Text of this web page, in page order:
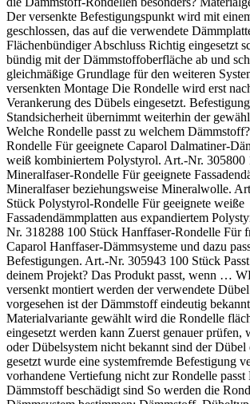
Verarbeitungs- und Systemhinweis:
Dämmplatte, Klebemasse, Dübel, Unterputz,
und Oberputz müssen als geprüftes Caparol
Verbundsystem aufeinander abgestimmt
Fassadenfläche während der gesamten
zuverlässig vor Regen, Wind und direkter
Sonneneinstrahlung schützen.
Der versenkte Befestigungspunkt wird mit
geschlossen, das auf die verwendete
Flächenbündiger Abschluss Richtig eingesetzt
bündig mit der Dämmstoffoberfläche ab und
gleichmäßige Grundlage für den weiteren
versenkten Montage Die Rondelle wird erst
Verankerung des Dübels eingesetzt.
Standsicherheit übernimmt weiterhin der
Welche Rondelle passt zu welchem
Rondelle Für geeignete Caparol Dalmatiner-
weiß kombiniertem Polystyrol. Art.-Nr. 305800
Mineralfaser-Rondelle Für geeignete
Mineralfaser beziehungsweise Mineralwolle.
Stück Polystyrol-Rondelle Für geeignete weiße
Fassadendämmplatten aus expandiertem
Nr. 318288 100 Stück Hanffaser-Rondelle Für
Caparol Hanffaser-Dämmsysteme und dazu
Befestigungen. Art.-Nr. 305943 100 Stück
deinem Projekt? Das Produkt passt, wenn …
versenkt montiert werden der verwendete
vorgesehen ist der Dämmstoff eindeutig
Materialvariante gewählt wird die Rondelle
eingesetzt werden kann Zuerst genauer
oder Dübelsystem nicht bekannt sind der
gesetzt wurde eine systemfremde Befestigung
vorhandene Vertiefung nicht zur Rondelle passt
Dämmstoff beschädigt sind So werden die